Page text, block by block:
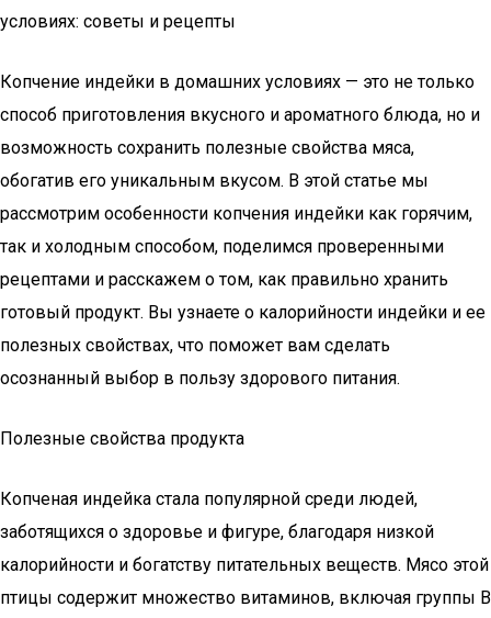
условиях: советы и рецепты
Копчение индейки в домашних условиях — это не только
способ приготовления вкусного и ароматного блюда, но и
возможность сохранить полезные свойства мяса,
обогатив его уникальным вкусом. В этой статье мы
рассмотрим особенности копчения индейки как горячим,
так и холодным способом, поделимся проверенными
рецептами и расскажем о том, как правильно хранить
готовый продукт. Вы узнаете о калорийности индейки и ее
полезных свойствах, что поможет вам сделать
осознанный выбор в пользу здорового питания.
Полезные свойства продукта
Копченая индейка стала популярной среди людей,
заботящихся о здоровье и фигуре, благодаря низкой
калорийности и богатству питательных веществ. Мясо этой
птицы содержит множество витаминов, включая группы B